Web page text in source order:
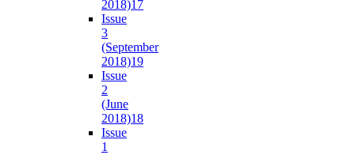
2018)17
Issue
3
(September
2018)19
Issue
2
(June
2018)18
Issue
1